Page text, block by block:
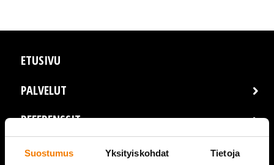
Suostumus Yksityiskohdat Tietoja
ETUSIVU
PALVELUT
REFERENSSIT
AJANKOHTAISTA